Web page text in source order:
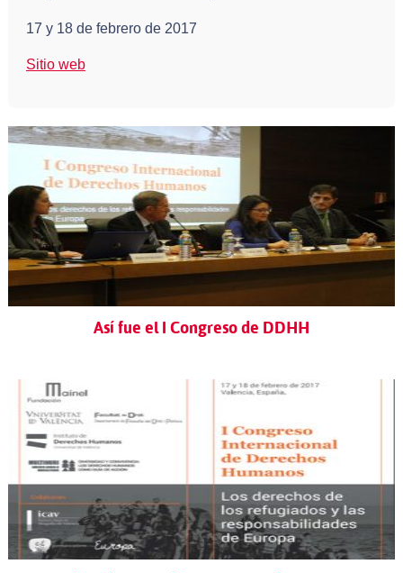
17 y 18 de febrero de 2017
Sitio web
Así fue el I Congreso de DDHH